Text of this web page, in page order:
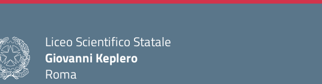
Liceo Scientifico Statale
Giovanni Keplero
Roma